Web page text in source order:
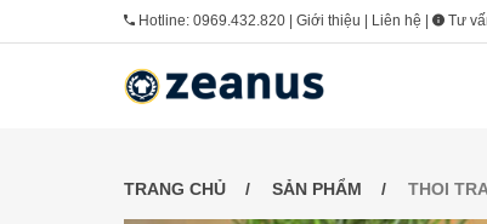
Hotline: 0969.432.820 Giới thiệu Liên hệ Tư
TRANG CHỦ SẢN PHẨM THOI